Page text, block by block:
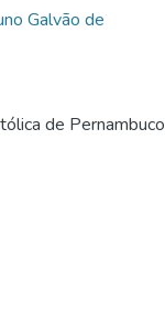
Galvão de
de Pernambuco